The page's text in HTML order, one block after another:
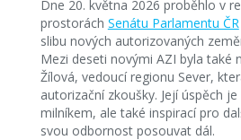
Dne 20. května 2026 proběhlo v
prostorách Senátu Parlamentu ČR
slibu nových autorizovaných
Mezi deseti novými AZI byla také
Žílová, vedoucí regionu Sever,
autorizační zkoušky. Její úspěch
milníkem, ale také inspirací pro
svou odbornost posouvat dál.